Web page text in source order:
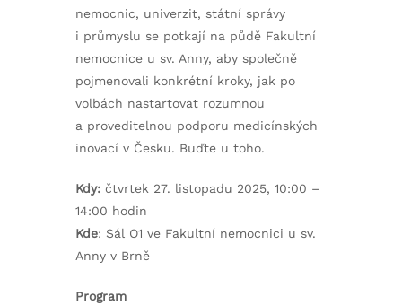
nemocnic, univerzit, státní správy
i průmyslu se potkají na půdě Fakultní
nemocnice u sv. Anny, aby společně
pojmenovali konkrétní kroky, jak po
volbách nastartovat rozumnou
a proveditelnou podporu medicínských
inovací v Česku. Buďte u toho.
Kdy: čtvrtek 27. listopadu 2025, 10:00 –
14:00 hodin
Kde: Sál O1 ve Fakultní nemocnici u sv.
Anny v Brně
Program